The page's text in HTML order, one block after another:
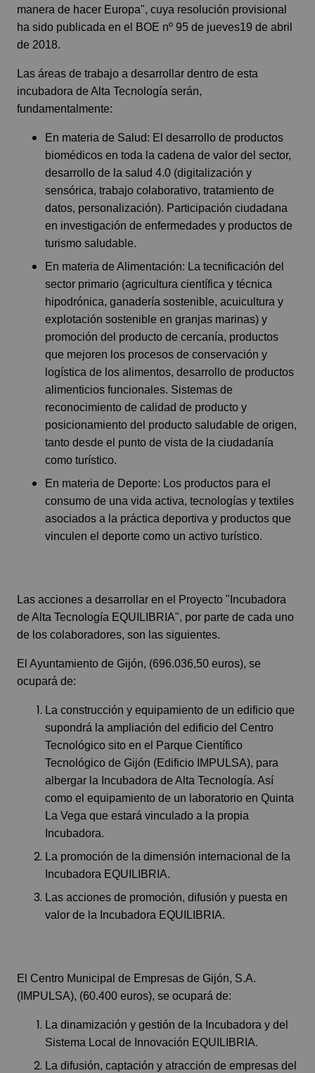
manera de hacer Europa", cuya resolución provisional
ha sido publicada en el BOE nº 95 de jueves19 de abril
de 2018.
Las áreas de trabajo a desarrollar dentro de esta
incubadora de Alta Tecnología serán,
fundamentalmente:
En materia de Salud: El desarrollo de productos
biomédicos en toda la cadena de valor del sector,
desarrollo de la salud 4.0 (digitalización y
sensórica, trabajo colaborativo, tratamiento de
datos, personalización). Participación ciudadana
en investigación de enfermedades y productos de
turismo saludable.
En materia de Alimentación: La tecnificación del
sector primario (agricultura científica y técnica
hipodrónica, ganadería sostenible, acuicultura y
explotación sostenible en granjas marinas) y
promoción del producto de cercanía, productos
que mejoren los procesos de conservación y
logística de los alimentos, desarrollo de productos
alimenticios funcionales. Sistemas de
reconocimiento de calidad de producto y
posicionamiento del producto saludable de origen,
tanto desde el punto de vista de la ciudadanía
como turístico.
En materia de Deporte: Los productos para el
consumo de una vida activa, tecnologías y textiles
asociados a la práctica deportiva y productos que
vinculen el deporte como un activo turístico.
Las acciones a desarrollar en el Proyecto "Incubadora
de Alta Tecnología EQUILIBRIA", por parte de cada uno
de los colaboradores, son las siguientes.
El Ayuntamiento de Gijón, (696.036,50 euros), se
ocupará de:
La construcción y equipamiento de un edificio que
supondrá la ampliación del edificio del Centro
Tecnológico sito en el Parque Científico
Tecnológico de Gijón (Edificio IMPULSA), para
albergar la Incubadora de Alta Tecnología. Así
como el equipamiento de un laboratorio en Quinta
La Vega que estará vinculado a la propia
Incubadora.
La promoción de la dimensión internacional de la
Incubadora EQUILIBRIA.
Las acciones de promoción, difusión y puesta en
valor de la Incubadora EQUILIBRIA.
El Centro Municipal de Empresas de Gijón, S.A.
(IMPULSA), (60.400 euros), se ocupará de:
La dinamización y gestión de la Incubadora y del
Sistema Local de Innovación EQUILIBRIA.
La difusión, captación y atracción de empresas del